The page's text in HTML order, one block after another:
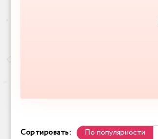
Сортировать: По популярности